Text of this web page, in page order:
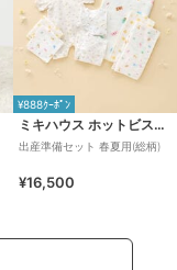
¥888ｸｰﾎﾟﾝ
ミキハウス ホットビスケッツ
出産準備セット 春夏用(総柄)
¥16,500